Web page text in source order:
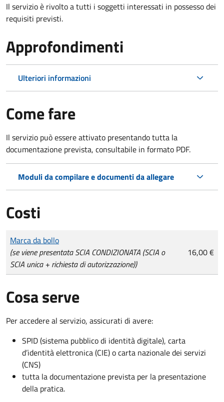
Il servizio è rivolto a tutti i soggetti interessati in possesso dei
requisiti previsti.
Approfondimenti
Ulteriori informazioni
Come fare
Il servizio può essere attivato presentando tutta la
documentazione prevista, consultabile in formato PDF.
Moduli da compilare e documenti da allegare
Costi
Tipo di pagamento
Importo
Marca da bollo
(se viene presentata SCIA CONDIZIONATA (SCIA o
SCIA unica + richiesta di autorizzazione))
16,00 €
Cosa serve
Per accedere al servizio, assicurati di avere:
SPID (sistema pubblico di identità digitale), carta
d’identità elettronica (CIE) o carta nazionale dei servizi
(CNS)
tutta la documentazione prevista per la presentazione
della pratica.